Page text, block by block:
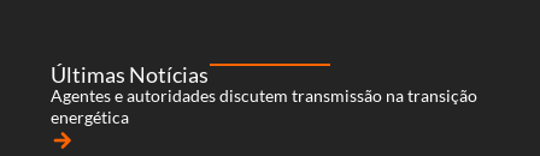
Últimas Notícias
Agentes e autoridades discutem transmissão na transição
energética
arrow_forward